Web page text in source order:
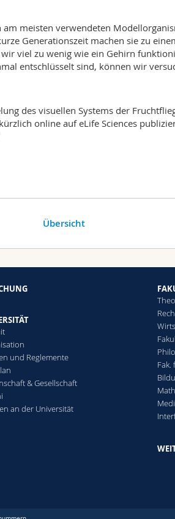
meisten verwendeten
Generationszeit machen sie zu
viel zu wenig wie ein Gehirn
entschlüsselt sind, können wir
des visuellen Systems der
online auf eLife Sciences
Übersicht
und Reglemente
& Gesellschaft
an der Universität